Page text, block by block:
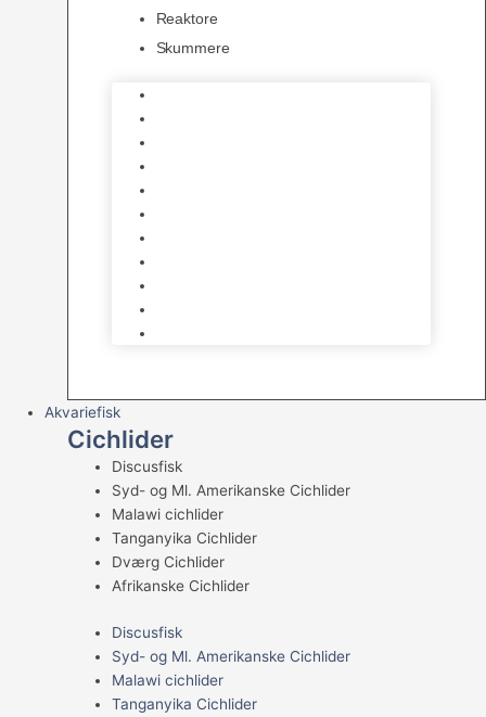
Reaktore
Skummere
Akvariefisk
Cichlider
Discusfisk
Syd- og Ml. Amerikanske Cichlider
Malawi cichlider
Tanganyika Cichlider
Dværg Cichlider
Afrikanske Cichlider
Discusfisk
Syd- og Ml. Amerikanske Cichlider
Malawi cichlider
Tanganyika Cichlider